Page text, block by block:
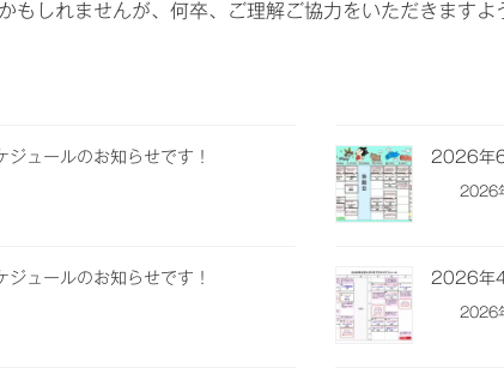
もしれませんが、何卒、ご理解ご協力をいただきますよ
ュールのお知らせです！ 2026年6
2026
ュールのお知らせです！ 2026年4
2026